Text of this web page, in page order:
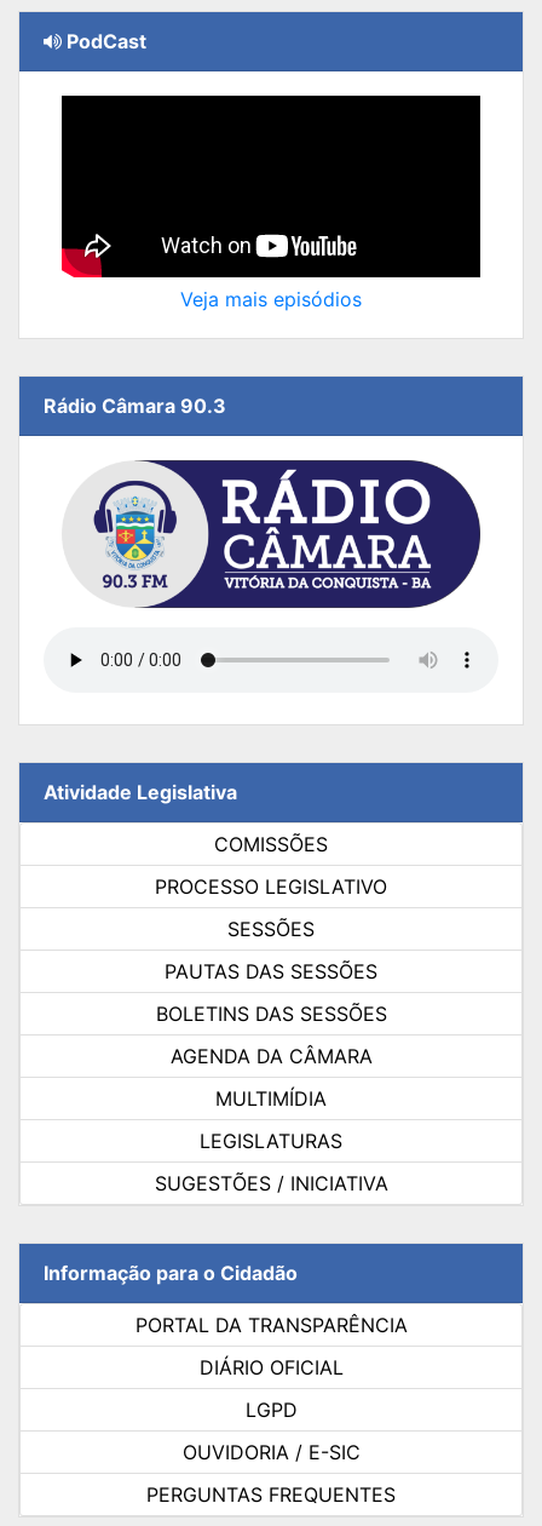
PodCast
Veja mais episódios
Rádio Câmara 90.3
Atividade Legislativa
COMISSÕES
PROCESSO LEGISLATIVO
SESSÕES
PAUTAS DAS SESSÕES
BOLETINS DAS SESSÕES
AGENDA DA CÂMARA
MULTIMÍDIA
LEGISLATURAS
SUGESTÕES / INICIATIVA
Informação para o Cidadão
PORTAL DA TRANSPARÊNCIA
DIÁRIO OFICIAL
LGPD
OUVIDORIA / E-SIC
PERGUNTAS FREQUENTES